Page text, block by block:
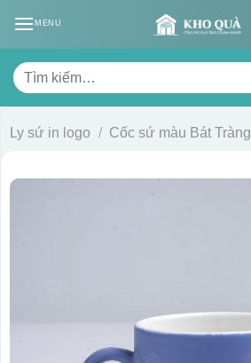
MENU
Tìm
kiếm:
Ly sứ in logo / Cốc sứ màu Bát Tràng